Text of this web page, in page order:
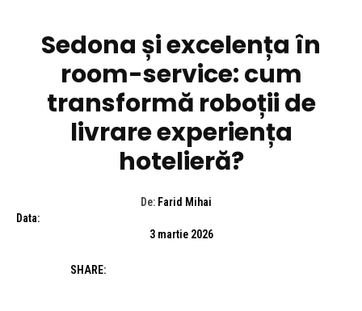
Sedona și excelența în
room-service: cum
transformă roboții de
livrare experiența
hotelieră?
De: Farid Mihai
Data:
3 martie 2026
SHARE: